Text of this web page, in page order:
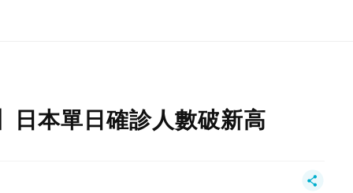
日本單日確診人數破新高